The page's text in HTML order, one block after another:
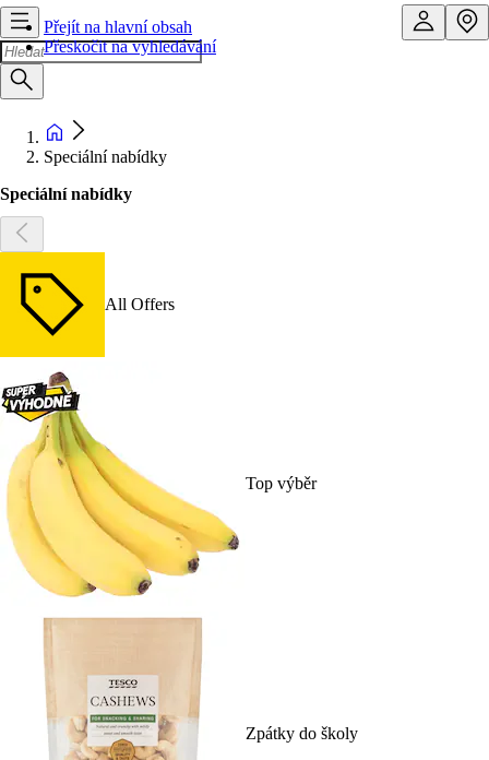
Přejít na hlavní obsah
Přeskočit na vyhledávání
Speciální nabídky
Speciální nabídky
All Offers
Top výběr
Zpátky do školy